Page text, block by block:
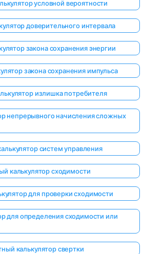
условной вероятности
доверительного интервала
закона сохранения энергии
закона сохранения импульса
излишка потребителя
непрерывного начисления сложных
систем управления
калькулятор сходимости
для проверки сходимости
для определения сходимости или
калькулятор свертки